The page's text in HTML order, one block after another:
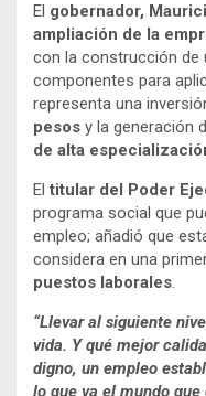
El gobernador,
ampliación de la
con la construcción de
componentes para
representa una
pesos y la generación
de alta
Eltitular del Poder
programa social que
empleo; añadió que
considera en una
puestos laborales
“Llevar al siguiente
vida. Y qué mejor
digno, un empleo
lo que va el mundo